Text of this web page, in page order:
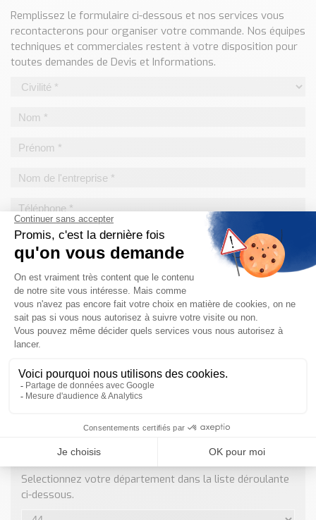
Classé par marque
ENDRESS+HAUSER
SICK
SCHMERSAL
IDEM SAFETY
Téléchargement (Logiciels, Documents,..)
Convertisseur de pression
Formulaire Débitmètre
Calculateur maintien en température
Calculateur Chauffage/Liquide/Gaz
Blog
Nos Réalisations
Conseils et Actualités
brasseries
Devis, Tarifs, Renseignements techniques
Remplissez le formulaire ci-dessous et nos services vous
recontacterons pour organiser votre commande. Nos équipes
techniques et commerciales restent à votre disposition pour
toutes demandes de Devis et Informations.
NOS COORDONNÉES
Selectionnez votre département dans la liste déroulante
ci-dessous.